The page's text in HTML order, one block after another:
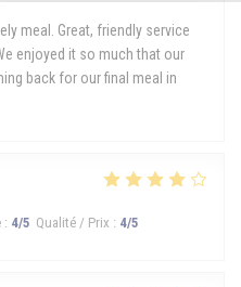
meal. Great, friendly service
enjoyed it so much that our
back for our final meal in
: 4/5 Qualité / Prix : 4/5